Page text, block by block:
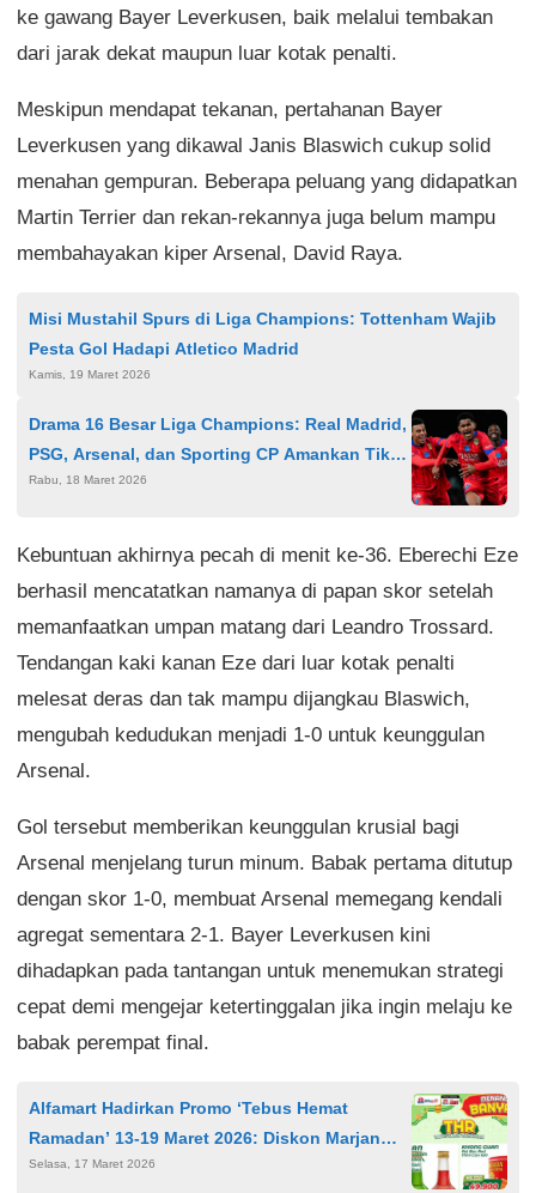
ke gawang Bayer Leverkusen, baik melalui tembakan
dari jarak dekat maupun luar kotak penalti.
Meskipun mendapat tekanan, pertahanan Bayer
Leverkusen yang dikawal Janis Blaswich cukup solid
menahan gempuran. Beberapa peluang yang didapatkan
Martin Terrier dan rekan-rekannya juga belum mampu
membahayakan kiper Arsenal, David Raya.
Misi Mustahil Spurs di Liga Champions: Tottenham Wajib
Pesta Gol Hadapi Atletico Madrid
Kamis, 19 Maret 2026
Drama 16 Besar Liga Champions: Real Madrid,
PSG, Arsenal, dan Sporting CP Amankan Tiket
Perempat Final
Rabu, 18 Maret 2026
Kebuntuan akhirnya pecah di menit ke-36. Eberechi Eze
berhasil mencatatkan namanya di papan skor setelah
memanfaatkan umpan matang dari Leandro Trossard.
Tendangan kaki kanan Eze dari luar kotak penalti
melesat deras dan tak mampu dijangkau Blaswich,
mengubah kedudukan menjadi 1-0 untuk keunggulan
Arsenal.
Gol tersebut memberikan keunggulan krusial bagi
Arsenal menjelang turun minum. Babak pertama ditutup
dengan skor 1-0, membuat Arsenal memegang kendali
agregat sementara 2-1. Bayer Leverkusen kini
dihadapkan pada tantangan untuk menemukan strategi
cepat demi mengejar ketertinggalan jika ingin melaju ke
babak perempat final.
Alfamart Hadirkan Promo ‘Tebus Hemat
Ramadan’ 13-19 Maret 2026: Diskon Marjan
dan Khong Guan
Selasa, 17 Maret 2026